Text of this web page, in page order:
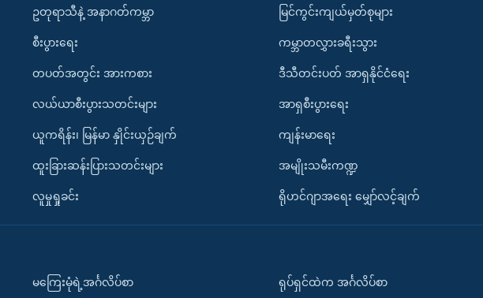
ဥတုရာသီနဲ့ အနာဂတ်ကမ္ဘာ
စီးပွားရေး
တပတ်အတွင်း အားကစား
လယ်ယာစီးပွားသတင်းများ
ယူကရိန်း၊ မြန်မာ နှိုင်းယှဉ်ချက်
ထူးခြားဆန်းပြားသတင်းများ
လူမှုရှုခင်း
မြင်ကွင်းကျယ်မှတ်စုများ
ကမ္ဘာတလွှားခရီးသွား
ဒီသီတင်းပတ် အာရှနိုင်ငံရေး
အာရှစီးပွားရေး
ကျန်းမာရေး
အမျိုးသမီးကဏ္ဍ
ရိုဟင်ဂျာအရေး မျှော်လင့်ချက်
မကြေးမုံရဲ့အင်္ဂလိပ်စာ ရုပ်ရှင်ထဲက အင်္ဂလိပ်စာ